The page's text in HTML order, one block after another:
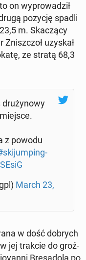
on wy­pro­wa­dził
pozycję spadli
m. Ska­czą­cy
uzyskał
ze stratą 68,3
dru­ży­no­wy
z powodu
March 23,
w dość dobrych
jej trakcie do groź­